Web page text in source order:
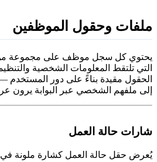
وحقول الموظفين
كل سجل موظف على مجموعة من
تلتقط المعلومات الشخصية
مقيدة بناءً على دور المستخدم —
ملفهم الشخصي عبر البوابة يرون
حالة العمل
حقل حالة العمل كشارة ملونة في